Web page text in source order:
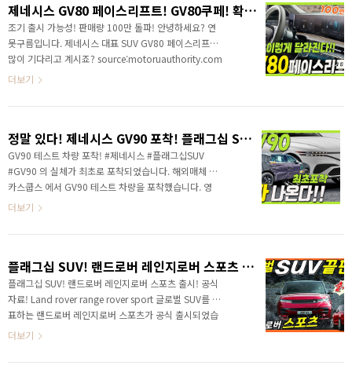
제네시스 GV80 페이스리프트! GV80쿠페! 확 달라지는 운전자 공간! 4가지 차이점!
조기 출시 가능성! 판매량 100만 돌파! 안녕하세요? 연
못구름입니다. 제네시스 대표 SUV GV80 페이스리프트
많이 기다리고 계시죠? source:motoruauthority.com
최근 위장막 커버가 제거되면서, 곧 출시를 될 것이라고
출시하는 것이 일반적인 관행이죠? 출시 일정이 확정되
반기말에 공개된다고 알려졌는데.. 벌써 공개가 되나요?
이유가 궁금하실 것 같은데.. 출처:동아일보 이전 영상에
서 일찍 공개될 수 있는 상황을 알려드렸죠? 제네시스가
누적 100만 돌파를 앞두고 있다! 이번 달 9월 17일 기준
파했습니다. 영상으로 정확..
더보기
정말 있다! 제네시스 GV90 포착! 플래그십 SUV! 테스트 차량 최초 포착!
GV90 테스트 차량 포착! #제네시스 #플래그십SUV
#GV90 의 실체가 최초로 포착되었습니다. 해외매체 #
카스쿱스 에서 GV90 테스트 차량을 포착했습니다. 영
상으로 정확한 정보를 가장 먼저 만나보세요!
더보기
플래그십 SUV! 랜드로버 레인지로버 스포츠 출시! 공식자료! Land rover range rover sport
플래그십 SUV! 랜드로버 레인지로버 스포츠 출시! 공식
자료! Land rover range rover sport 글로벌 SUV를 대
표하는 랜드로버 레인지로버 스포츠가 공식 출시되었습
니다. " 글로벌 최고의 SUV! 레인지로버 스포츠 " 플래그
하는 레인지로버 스포츠는 어떤 점에서 차이가 있는지 알
더보기